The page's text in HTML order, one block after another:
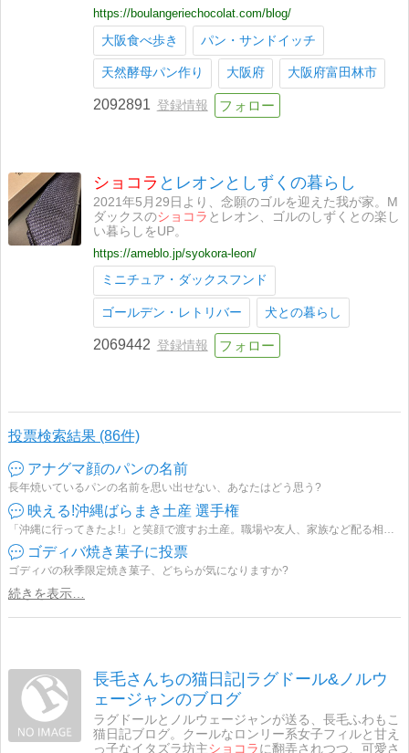
https://boulangeriechocolat.com/blog/
大阪食べ歩き
パン・サンドイッチ
天然酵母パン作り 大阪府 大阪府富田林市
2092891 登録情報
ショコラ とレオンとしずくの暮らし
2021年5月29日より、念願のゴルを迎えた我が家。M
ダックスのショコラ とレオン、ゴルのしずくとの楽し
い暮らしをUP。
https://ameblo.jp/syokora-leon/
ミニチュア・ダックスフンド
ゴールデン・レトリバー 犬との暮らし
2069442 登録情報
投票検索結果 (86件)
アナグマ顔のパンの名前
長年焼いているパンの名前を思い出せない、あなたはどう思う?
映える!沖縄ばらまき土産 選手権
ゴディバ焼き菓子に投票
ゴディバの秋季限定焼き菓子、どちらが気になりますか?
続きを表示…
長毛さんちの猫日記|ラグドール&ノルウ
ェージャンのブログ
ラグドールとノルウェージャンが送る、長毛ふわもこ
猫日記ブログ。クールなロンリー系女子フィルと甘え
っ子なイタズラ坊主ショコラ に翻弄されつつ、可愛さ